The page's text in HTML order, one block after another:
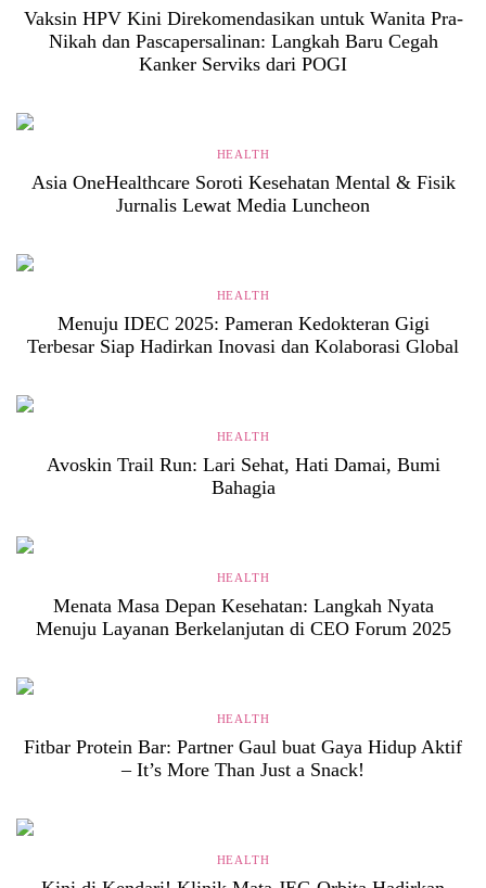
Vaksin HPV Kini Direkomendasikan untuk Wanita Pra-
Nikah dan Pascapersalinan: Langkah Baru Cegah
Kanker Serviks dari POGI
HEALTH
Asia OneHealthcare Soroti Kesehatan Mental & Fisik
Jurnalis Lewat Media Luncheon
HEALTH
Menuju IDEC 2025: Pameran Kedokteran Gigi
Terbesar Siap Hadirkan Inovasi dan Kolaborasi Global
HEALTH
Avoskin Trail Run: Lari Sehat, Hati Damai, Bumi
Bahagia
HEALTH
Menata Masa Depan Kesehatan: Langkah Nyata
Menuju Layanan Berkelanjutan di CEO Forum 2025
HEALTH
Fitbar Protein Bar: Partner Gaul buat Gaya Hidup Aktif
– It’s More Than Just a Snack!
HEALTH